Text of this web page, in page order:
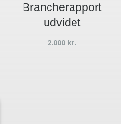
Brancherapport
udvidet
2.000 kr.